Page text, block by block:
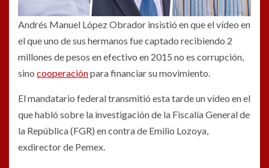
Andrés Manuel López Obrador insistió en que el vídeo en
el que uno de sus hermanos fue captado recibiendo 2
millones de pesos en efectivo en 2015 no es corrupción,
sino cooperaciónpara financiar su movimiento.
El mandatario federal transmitió esta tarde un vídeo en el
que habló sobre la investigación de la Fiscalía General de
la República (FGR) en contra de Emilio Lozoya,
exdirector de Pemex.